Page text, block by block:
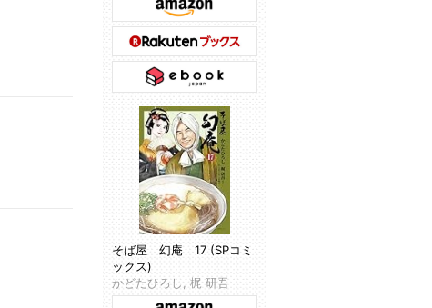
そば屋 幻庵 17 (SPコミ
ックス)
かどたひろし, 梶 研吾